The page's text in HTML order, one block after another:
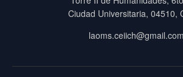
Ciudad Universitaria, 04510,
laoms.ceiich@gmail.com